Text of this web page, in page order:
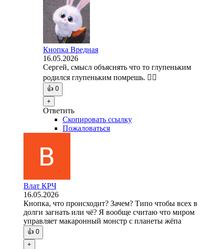
Кнопка Вредная
16.05.2026
Сергей, смысл объяснять что то глупеньким
родился глупеньким помрешь. 🤷‍♀️
👍 0
+
Ответить
Скопировать ссылку
Пожаловаться
Влат КРЧ
16.05.2026
Кнопка, что происходит? Зачем? Типо чтобы всех в
долги загнать или чё? Я вообще считаю что миром
управляет макаронный монстр с планеты жёпа
👍 0
+